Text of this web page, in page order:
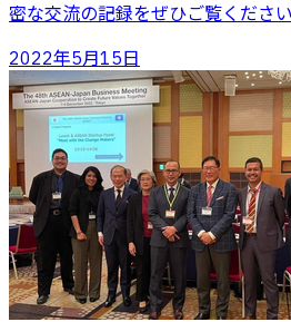
密な交流の記録をぜひご覧ください
2022年5月15日